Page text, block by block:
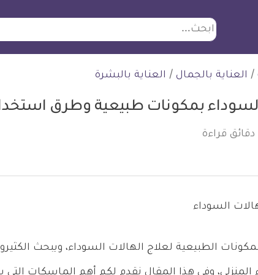
ابحث
/ العناية بالجمال / العناية بالبشرة
بمكونات طبيعية وطرق
قراءة
الطبيعية لعلاج الهالات السوداء، ويبحث
وفي هذا المقال نقدم لكم أهم الماسكات